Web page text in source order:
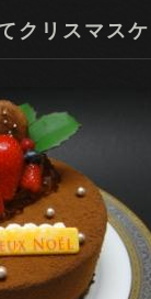
クリスマスケ